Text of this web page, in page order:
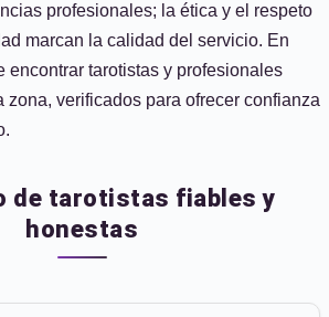
profesionales; la ética y el respeto
marcan la calidad del servicio. En
encontrar tarotistas y profesionales
verificados para ofrecer confianza
de tarotistas fiables y
honestas